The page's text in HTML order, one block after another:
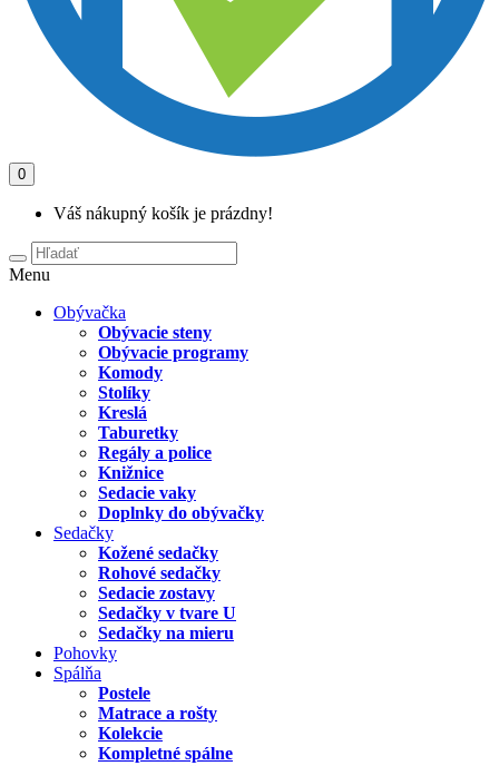
0
Váš nákupný košík je prázdny!
Menu
Obývačka
Obývacie steny
Obývacie programy
Komody
Stolíky
Kreslá
Taburetky
Regály a police
Knižnice
Sedacie vaky
Doplnky do obývačky
Sedačky
Kožené sedačky
Rohové sedačky
Sedacie zostavy
Sedačky v tvare U
Sedačky na mieru
Pohovky
Spálňa
Postele
Matrace a rošty
Kolekcie
Kompletné spálne